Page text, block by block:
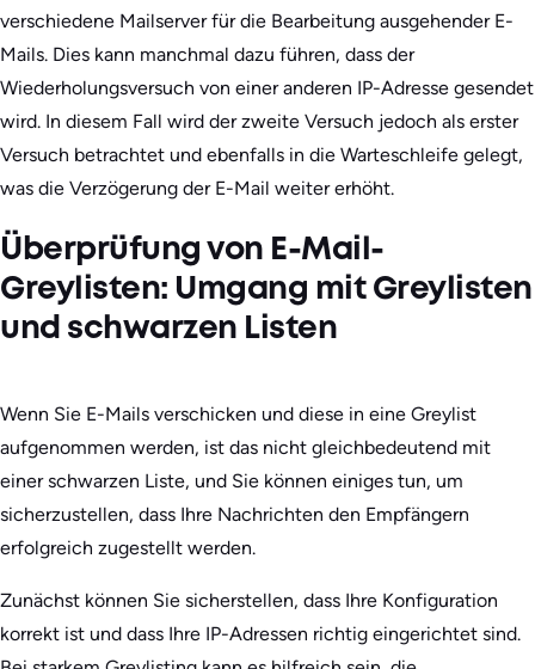
verschiedene Mailserver für die Bearbeitung ausgehender E-
Mails. Dies kann manchmal dazu führen, dass der
Wiederholungsversuch von einer anderen IP-Adresse gesendet
wird. In diesem Fall wird der zweite Versuch jedoch als erster
Versuch betrachtet und ebenfalls in die Warteschleife gelegt,
was die Verzögerung der E-Mail weiter erhöht.
Überprüfung von E-Mail-
Greylisten: Umgang mit Greylisten
und schwarzen Listen
Wenn Sie E-Mails verschicken und diese in eine Greylist
aufgenommen werden, ist das nicht gleichbedeutend mit
einer schwarzen Liste, und Sie können einiges tun, um
sicherzustellen, dass Ihre Nachrichten den Empfängern
erfolgreich zugestellt werden.
Zunächst können Sie sicherstellen, dass Ihre Konfiguration
korrekt ist und dass Ihre IP-Adressen richtig eingerichtet sind.